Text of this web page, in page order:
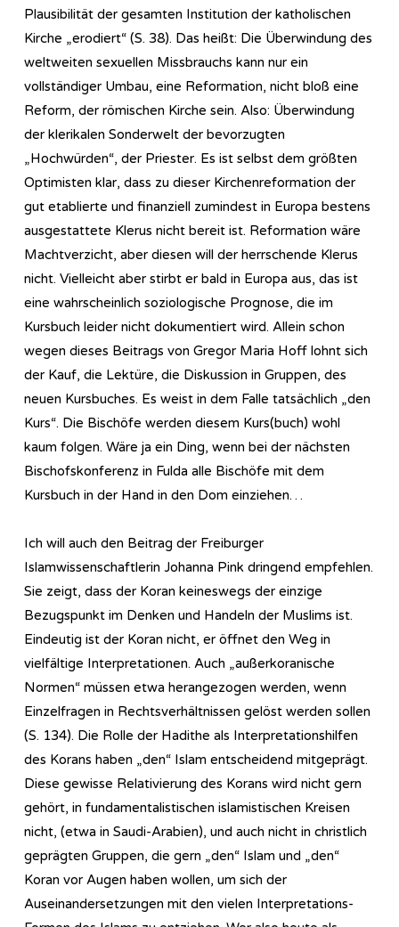
Plausibilität der gesamten Institution der katholischen
Kirche „erodiert“ (S. 38). Das heißt: Die Überwindung des
weltweiten sexuellen Missbrauchs kann nur ein
vollständiger Umbau, eine Reformation, nicht bloß eine
Reform, der römischen Kirche sein. Also: Überwindung
der klerikalen Sonderwelt der bevorzugten
„Hochwürden“, der Priester. Es ist selbst dem größten
Optimisten klar, dass zu dieser Kirchenreformation der
gut etablierte und finanziell zumindest in Europa bestens
ausgestattete Klerus nicht bereit ist. Reformation wäre
Machtverzicht, aber diesen will der herrschende Klerus
nicht. Vielleicht aber stirbt er bald in Europa aus, das ist
eine wahrscheinlich soziologische Prognose, die im
Kursbuch leider nicht dokumentiert wird. Allein schon
wegen dieses Beitrags von Gregor Maria Hoff lohnt sich
der Kauf, die Lektüre, die Diskussion in Gruppen, des
neuen Kursbuches. Es weist in dem Falle tatsächlich „den
Kurs“. Die Bischöfe werden diesem Kurs(buch) wohl
kaum folgen. Wäre ja ein Ding, wenn bei der nächsten
Bischofskonferenz in Fulda alle Bischöfe mit dem
Kursbuch in der Hand in den Dom einziehen…
Ich will auch den Beitrag der Freiburger
Islamwissenschaftlerin Johanna Pink dringend empfehlen.
Sie zeigt, dass der Koran keineswegs der einzige
Bezugspunkt im Denken und Handeln der Muslims ist.
Eindeutig ist der Koran nicht, er öffnet den Weg in
vielfältige Interpretationen. Auch „außerkoranische
Normen“ müssen etwa herangezogen werden, wenn
Einzelfragen in Rechtsverhältnissen gelöst werden sollen
(S. 134). Die Rolle der Hadithe als Interpretationshilfen
des Korans haben „den“ Islam entscheidend mitgeprägt.
Diese gewisse Relativierung des Korans wird nicht gern
gehört, in fundamentalistischen islamistischen Kreisen
nicht, (etwa in Saudi-Arabien), und auch nicht in christlich
geprägten Gruppen, die gern „den“ Islam und „den“
Koran vor Augen haben wollen, um sich der
Auseinandersetzungen mit den vielen Interpretations-